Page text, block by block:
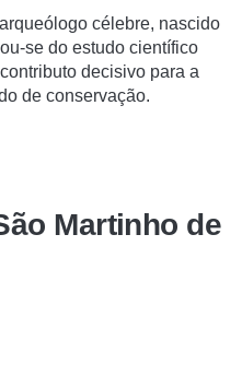
célebre, nascido
se do estudo científico
decisivo para a
de conservação.
Martinho de